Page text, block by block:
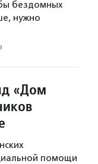
бездомных
нужно
«Дом
помощи